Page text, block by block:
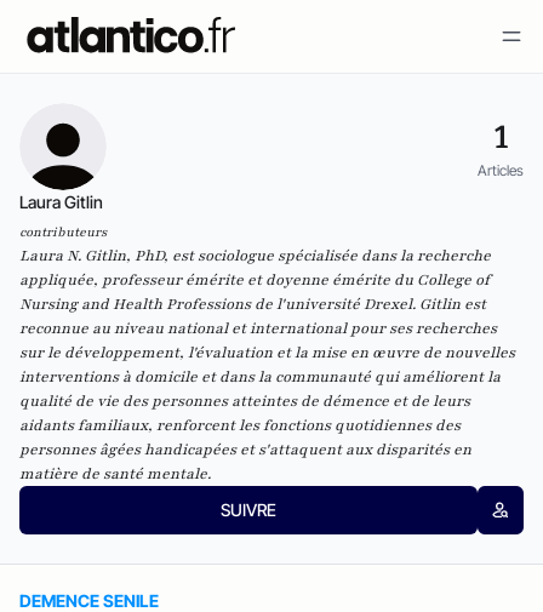
1
Articles
Laura Gitlin
contributeurs
Laura N. Gitlin, PhD, est sociologue spécialisée dans la recherche
appliquée, professeur émérite et doyenne émérite du College of
Nursing and Health Professions de l'université Drexel. Gitlin est
reconnue au niveau national et international pour ses recherches
sur le développement, l'évaluation et la mise en œuvre de nouvelles
interventions à domicile et dans la communauté qui améliorent la
qualité de vie des personnes atteintes de démence et de leurs
aidants familiaux, renforcent les fonctions quotidiennes des
personnes âgées handicapées et s'attaquent aux disparités en
matière de santé mentale.
SUIVRE
DEMENCE SENILE